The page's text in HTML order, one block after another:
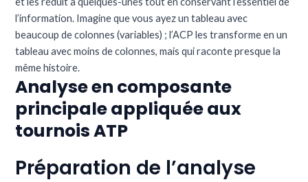
l’information. Imagine que vous ayez un tableau avec
beaucoup de colonnes (variables) ; l’ACP les transforme en un
tableau avec moins de colonnes, mais qui raconte presque la
même histoire.
Analyse en composante
principale appliquée aux
tournois ATP
Préparation de l’analyse